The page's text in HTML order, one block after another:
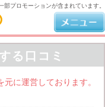
る口コミ
に運営しております。
部プロモーションが含まれています。